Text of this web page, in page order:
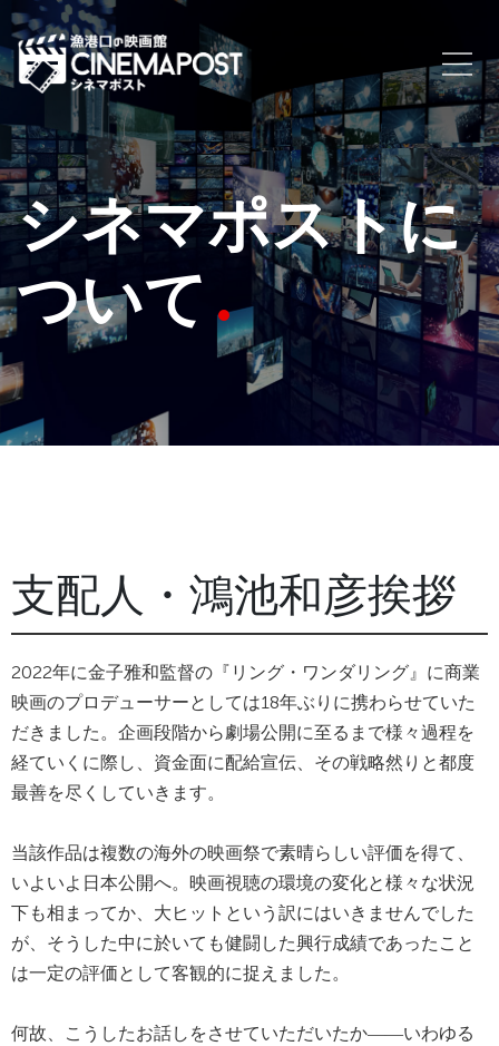
シネマポストに
ついて
支配人・鴻池和彦挨拶
2022年に金子雅和監督の『リング・ワンダリング』に商業
映画のプロデューサーとしては18年ぶりに携わらせていた
だきました。企画段階から劇場公開に至るまで様々過程を
経ていくに際し、資金面に配給宣伝、その戦略然りと都度
最善を尽くしていきます。
当該作品は複数の海外の映画祭で素晴らしい評価を得て、
いよいよ日本公開へ。映画視聴の環境の変化と様々な状況
下も相まってか、大ヒットという訳にはいきませんでした
が、そうした中に於いても健闘した興行成績であったこと
は一定の評価として客観的に捉えました。
何故、こうしたお話しをさせていただいたか――いわゆる